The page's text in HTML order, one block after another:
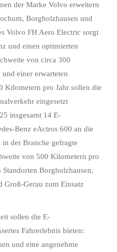
der Marke Volvo erweitern
Borgholzhausen und
Volvo FH Aero Electric sorgt
und einen optimierten
von circa 300
einer erwarteten
Kilometern pro Jahr sollen die
eingesetzt
insgesamt 14 E-
Benz eActros 600 an die
der Branche gefragte
von 500 Kilometern pro
Borgholzhausen,
Groß-Gerau zum Einsatz
sollen die E-
Fahrerlebnis bieten:
und eine angenehme